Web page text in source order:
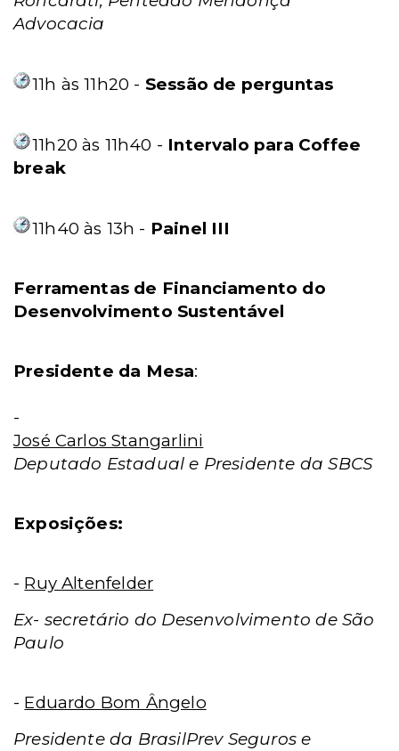
Advocacia
11h às 11h20 - Sessão de perguntas
11h20 às 11h40 - Intervalo para Coffee
break
11h40 às 13h - Painel III
Ferramentas de Financiamento do
Desenvolvimento Sustentável
Presidente da Mesa:
-
José Carlos Stangarlini
Deputado Estadual e Presidente da SBCS
Exposições:
- Ruy Altenfelder
Ex- secretário do Desenvolvimento de São
Paulo
- Eduardo Bom Ângelo
Presidente da BrasilPrev Seguros e